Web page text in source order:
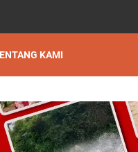
KAMI